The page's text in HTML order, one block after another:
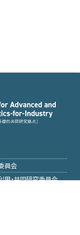
員会
用・共同研究委員会